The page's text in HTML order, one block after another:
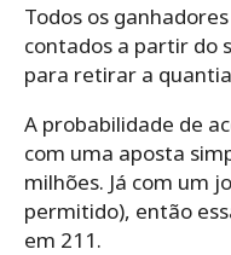
Todos os
contados a partir do
para retirar a
A probabilidade de
com uma aposta
milhões. Já com um
permitido), então
em 211.